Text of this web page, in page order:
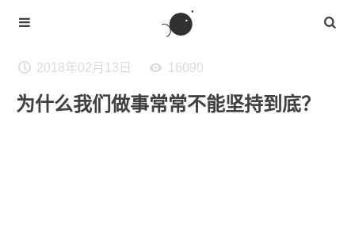
2018年02月13日 16090
为什么我们做事常常不能坚持到底？